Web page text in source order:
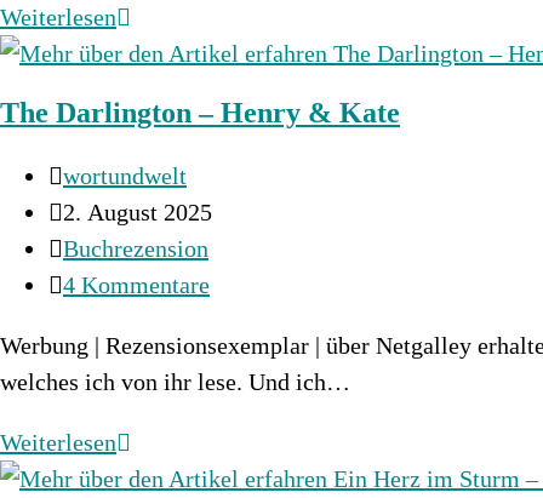
WeiterlesenVon
den
der
Erde
The Darlington – Henry & Kate
Beitrags-
Autor:
wortundwelt
Beitrag
veröffentlicht:
2. August 2025
Beitrags-
Kategorie:
Buchrezension
Beitrags-
4 Kommentare
Werbung | Rezensionsexemplar | über Netgalley
welches ich von ihr lese. Und ich…
WeiterlesenThe
Darlington